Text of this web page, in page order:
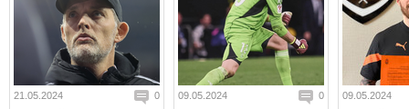
21.05.2024 0 09.05.2024 0 09.05.2024